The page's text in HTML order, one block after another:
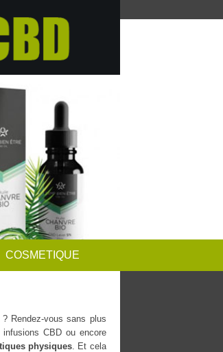
COSMETIQUE
Rendez-vous sans plus
CBD ou encore
physiques . Et cela